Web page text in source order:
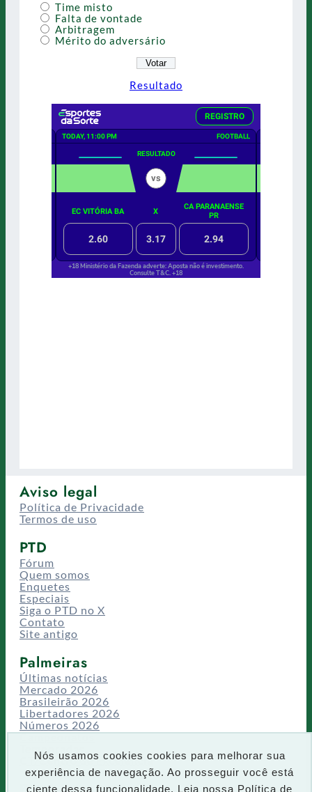
Nós usamos cookies cookies para melhorar sua
experiência de navegação. Ao prosseguir você está
ciente dessa funcionalidade. Leia nossa Política de
Time misto
Falta de vontade
Arbitragem
Mérito do adversário
Resultado
Aviso legal
Política de Privacidade
Termos de uso
PTD
Fórum
Quem somos
Enquetes
Especiais
Siga o PTD no X
Contato
Site antigo
Palmeiras
Últimas notícias
Mercado 2026
Brasileirão 2026
Libertadores 2026
Números 2026
Campeonatos
Temporadas
CT/Centro de Excelência